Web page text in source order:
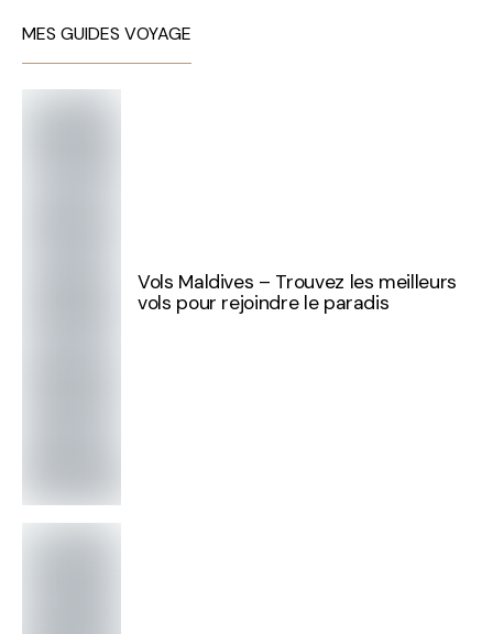
MES GUIDES VOYAGE
Vols Maldives – Trouvez les meilleurs
vols pour rejoindre le paradis